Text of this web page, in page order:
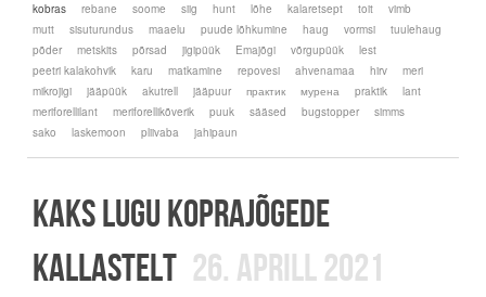
kobras
rebane soome siig hunt lõhe kalaretsept toit
vimb
mutt
sisuturundus maaelu puude lõhkumine haug vormsi
tuulehaug
põder
metskits põrsad jigipüük Emajõgi võrgupüük
lest
peetri kalakohvik
karu matkamine repovesi ahvenamaa hirv
meri
mikrojigi
jääpüük akutrell jääpuur практик мурена praktik
lant
meriforellilant
meriforellikõverik puuk sääsed bugstopper
simms
sako
laskemoon pliivaba jahipaun
KAKS LUGU KOPRAJÕGEDE
KALLASTELT 26. APRILL 2021